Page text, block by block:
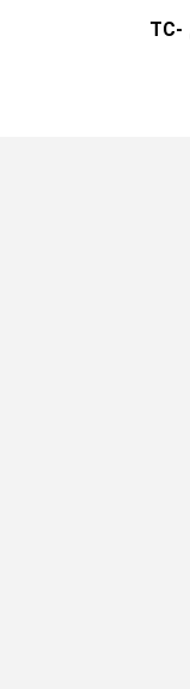
دوربین تحت شبکه تیاندی مدل TC-